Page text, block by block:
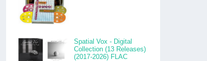
Spatial Vox - Digital
Collection (13 Releases)
(2017-2026) FLAC